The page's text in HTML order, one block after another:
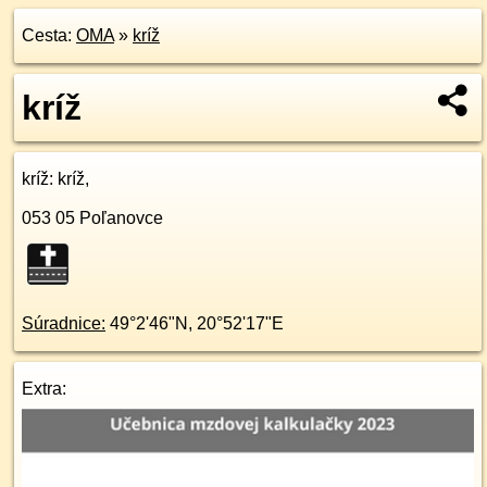
Cesta: OMA» kríž
kríž
kríž: kríž,
053 05 Poľanovce
Súradnice: 49°2'46"N , 20°52'17"E
Extra: